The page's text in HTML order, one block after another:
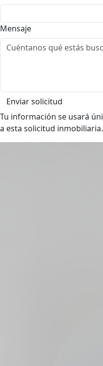
Mensaje
Enviar solicitud
Tu información se usará
a esta solicitud inmobiliaria.